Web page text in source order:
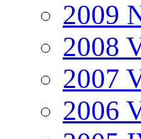
2009
2008
2007
2006